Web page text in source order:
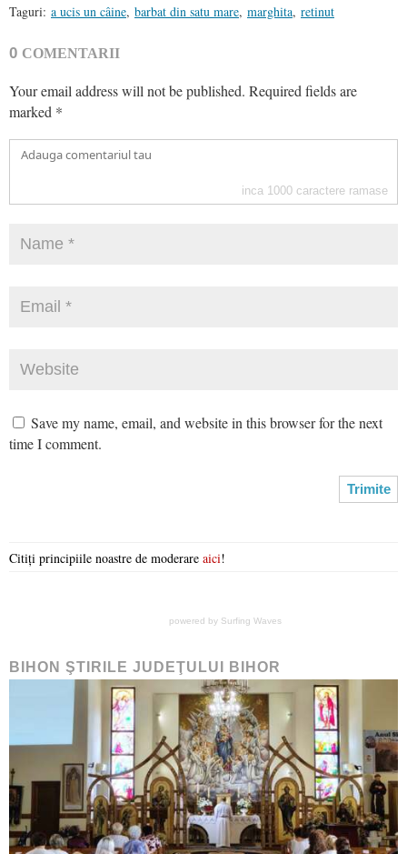
Taguri: a ucis un câine, barbat din satu mare, marghita, retinut
0 COMENTARII
Your email address will not be published. Required fields are
marked *
inca 1000 caractere ramase
Save my name, email, and website in this browser for the next
time I comment.
Citiți principiile noastre de moderare aici!
powered by Surfing Waves
BIHON ŞTIRILE JUDEŢULUI BIHOR